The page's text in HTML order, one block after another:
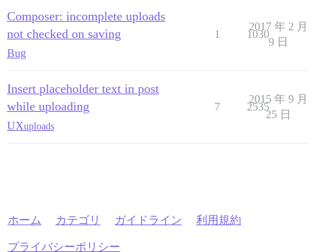
Composer: incomplete uploads
not checked on saving
Bug
1 1030
2017 年 2 月
9 日
Insert placeholder text in post
while uploading
UXuploads
7 2535
2015 年 9 月
25 日
ホーム カテゴリ ガイドライン 利用規約
プライバシーポリシー